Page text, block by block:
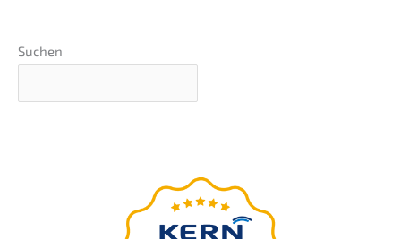
Suchen
Vállala­ti érték­bec­s­lés 5
perc alatt